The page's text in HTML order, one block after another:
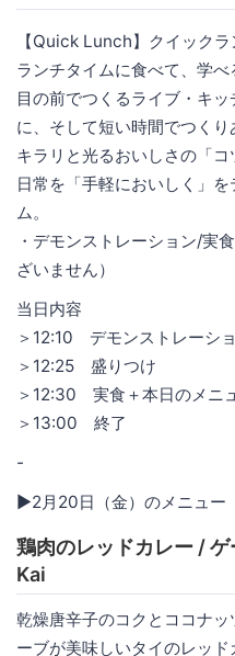
【Quick Lunch】クイック
ランチタイムに食べて、学べ
目の前でつくるライブ・キ
に、そして短い時間でつくり
キラリと光るおいしさの「コ
日常を「手軽においしく」
ム。
・デモンストレーション/実
ざいません）
当日内容
＞12:10 デモンストレーシ
＞12:25 盛りつけ
＞12:30 実食＋本日のメニ
＞13:00 終了
-
▶︎2月20日（金）のメニュー
鶏肉のレッドカレー /
Kai
乾燥唐辛子のコクとココナ
ーブが美味しいタイのレッド